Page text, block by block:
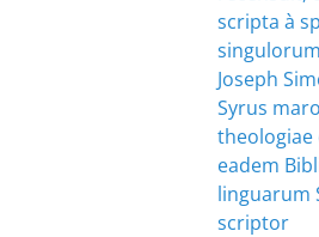
scripta à
Joseph
Syrus
eadem
linguarum
scriptor